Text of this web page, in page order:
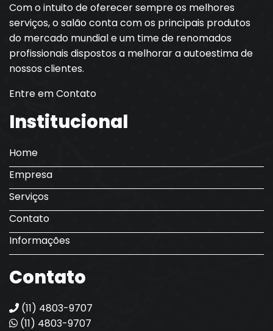
Com o intuito de oferecer sempre os melhores
serviços, o salão conta com os principais produtos
do mercado mundial e um time de renomados
profissionais dispostos a melhorar a autoestima de
nossos clientes.
Entre em Contato
Institucional
Home
Empresa
Serviços
Contato
Informações
Contato
(11) 4803-9707
(11) 4803-9707